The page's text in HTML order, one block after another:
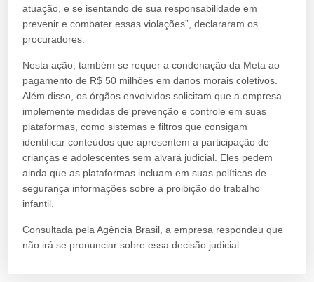
atuação, e se isentando de sua responsabilidade em
prevenir e combater essas violações”, declararam os
procuradores.
Nesta ação, também se requer a condenação da Meta ao
pagamento de R$ 50 milhões em danos morais coletivos.
Além disso, os órgãos envolvidos solicitam que a empresa
implemente medidas de prevenção e controle em suas
plataformas, como sistemas e filtros que consigam
identificar conteúdos que apresentem a participação de
crianças e adolescentes sem alvará judicial. Eles pedem
ainda que as plataformas incluam em suas políticas de
segurança informações sobre a proibição do trabalho
infantil.
Consultada pela Agência Brasil, a empresa respondeu que
não irá se pronunciar sobre essa decisão judicial.